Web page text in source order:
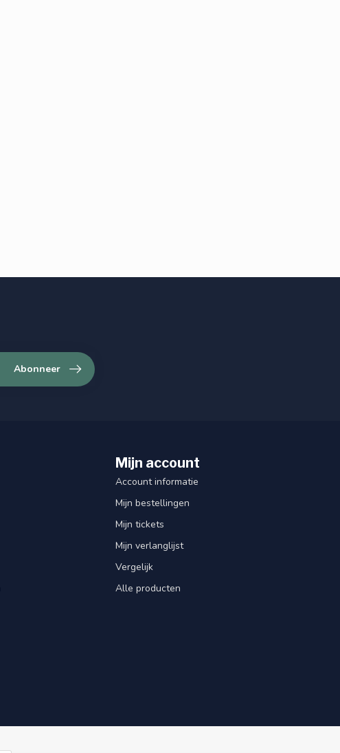
Abonneer
Mijn account
Account informatie
Mijn bestellingen
Mijn tickets
Mijn verlanglijst
Vergelijk
Alle producten